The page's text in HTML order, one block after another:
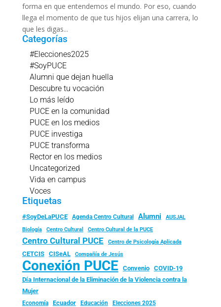
forma en que entendemos el mundo. Por eso, cuando
llega el momento de que tus hijos elijan una carrera, lo
que les digas...
Categorías
#Elecciones2025
#SoyPUCE
Alumni que dejan huella
Descubre tu vocación
Lo más leído
PUCE en la comunidad
PUCE en los medios
PUCE investiga
PUCE transforma
Rector en los medios
Uncategorized
Vida en campus
Voces
Etiquetas
#SoyDeLaPUCE Agenda Centro Cultural Alumni
AUSJAL
Biología
Centro Cultural Centro Cultural de la PUCE
Centro Cultural PUCE Centro de Psicología Aplicada
CETCIS CISeAL Compañía de Jesús
Conexión PUCE Convenio
COVID-19
Día Internacional de la Eliminación de la Violencia contra la
Mujer
Economía Ecuador Educación Elecciones 2025